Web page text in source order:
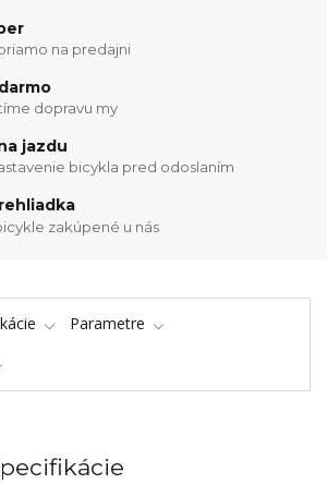
na predajni
dopravu my
jazdu
bicykla pred odoslaním
zakúpené u nás
Parametre